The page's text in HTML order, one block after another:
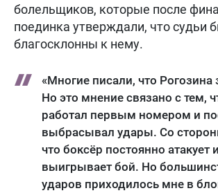
болельщиков, которые после
поединка утверждали, что судьи
благосклонны к нему.
«Многие писали, что Рогозина
Но это мнение связано с тем,
работал первым номером и
выбрасывал удары. Со
что боксёр постоянно атакует и
выигрывает бой. Но
ударов приходилось мне в